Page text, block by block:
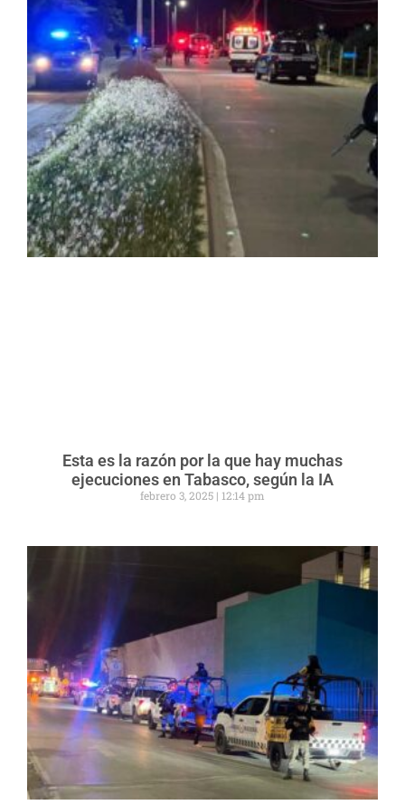
Esta es la razón por la que hay muchas
ejecuciones en Tabasco, según la IA
febrero 3, 2025 12:14 pm